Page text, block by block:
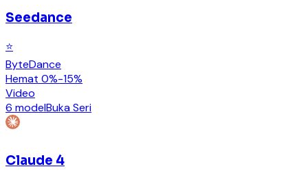
Seedance
⭐
ByteDance
Hemat 0%-15%
Video
6 modelBuka Seri
Claude 4